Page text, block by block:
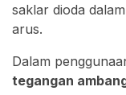
saklar dioda
arus.
Dalam
tegangan